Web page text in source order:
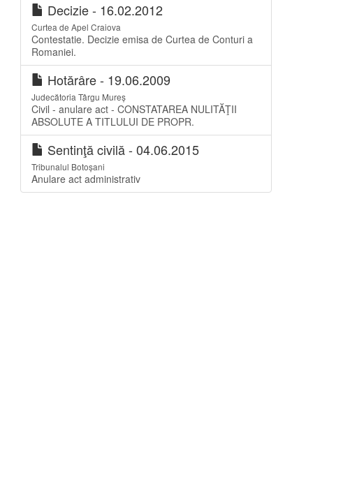
Decizie - 16.02.2012
Curtea de Apel Craiova
Contestatie. Decizie emisa de Curtea de Conturi a
Romaniei.
Hotărâre - 19.06.2009
Judecătoria Târgu Mureș
Civil - anulare act - CONSTATAREA NULITĂŢII
ABSOLUTE A TITLULUI DE PROPR.
Sentinţă civilă - 04.06.2015
Tribunalul Botoșani
Anulare act administrativ